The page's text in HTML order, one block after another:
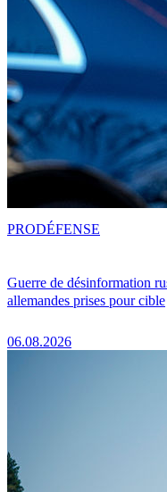
Guerre de désinformation
allemandes prises pour cible
06.08.2026
PRODÉFENSE